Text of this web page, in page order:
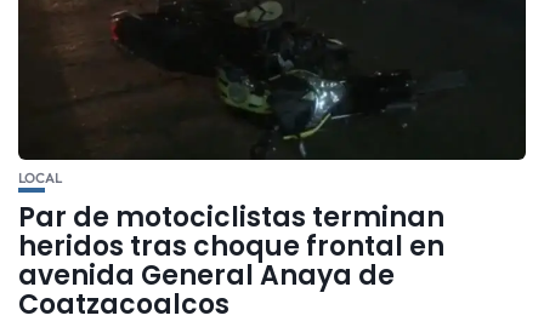
LOCAL
Par de motociclistas terminan
heridos tras choque frontal en
avenida General Anaya de
Coatzacoalcos